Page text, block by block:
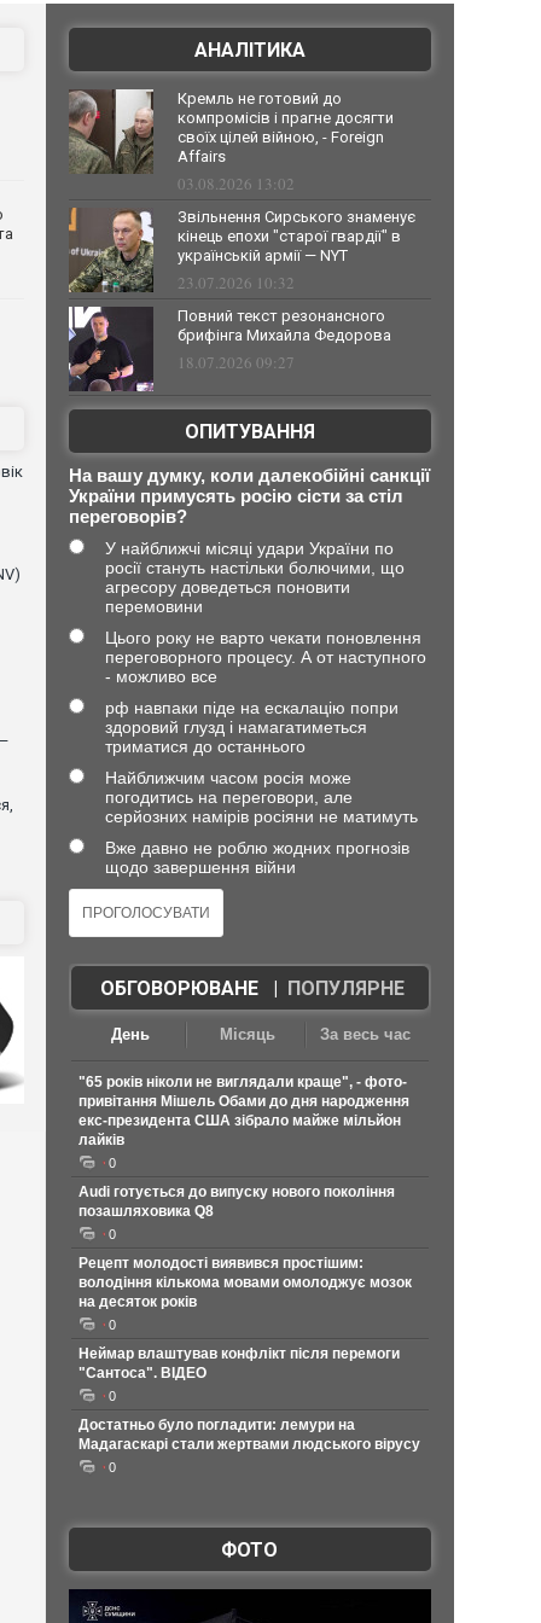
АНАЛІТИКА
Кремль не готовий до
компромісів і прагне досягти
своїх цілей війною, - Foreign
Affairs
03.08.2026 13:02
Звільнення Сирського знаменує
кінець епохи "старої гвардії" в
українській армії — NYT
23.07.2026 10:32
Повний текст резонансного
брифінга Михайла Федорова
18.07.2026 09:27
ОПИТУВАННЯ
На вашу думку, коли далекобійні санкції
України примусять росію сісти за стіл
переговорів?
У найближчі місяці удари України по
росії стануть настільки болючими, що
агресору доведеться поновити
перемовини
Цього року не варто чекати поновлення
переговорного процесу. А от наступного
- можливо все
рф навпаки піде на ескалацію попри
здоровий глузд і намагатиметься
триматися до останнього
Найближчим часом росія може
погодитись на переговори, але
серйозних намірів росіяни не матимуть
Вже давно не роблю жодних прогнозів
щодо завершення війни
ОБГОВОРЮВАНЕ| ПОПУЛЯРНЕ
День Місяць За весь час
"65 років ніколи не виглядали краще", - фото-
привітання Мішель Обами до дня народження
екс-президента США зібрало майже мільйон
лайків
0
Audi готується до випуску нового покоління
позашляховика Q8
0
Рецепт молодості виявився простішим:
володіння кількома мовами омолоджує мозок
на десяток років
0
Неймар влаштував конфлікт після перемоги
"Сантоса". ВІДЕО
0
Достатньо було погладити: лемури на
Мадагаскарі стали жертвами людського вірусу
0
ФОТО